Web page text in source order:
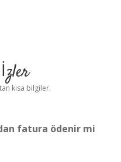
kısa bilgiler.
fatura ödenir mi